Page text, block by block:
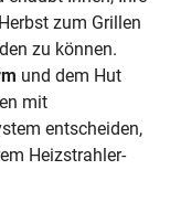
zum Grillen
zu können.
und dem Hut
mit
entscheiden,
Heizstrahler-